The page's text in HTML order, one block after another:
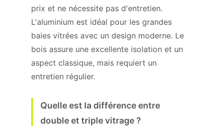
prix et ne nécessite pas d'entretien.
L'aluminium est idéal pour les grandes
baies vitrées avec un design moderne. Le
bois assure une excellente isolation et un
aspect classique, mais requiert un
entretien régulier.
Quelle est la différence entre
double et triple vitrage ?